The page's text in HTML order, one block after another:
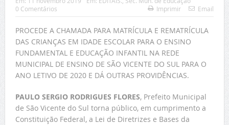
0 Comentários
Imprimir Email
PROCEDE A CHAMADA PARA MATRÍCULA E REMATRÍCULA
DAS CRIANÇAS EM IDADE ESCOLAR PARA O ENSINO
FUNDAMENTAL E EDUCAÇÃO INFANTIL NA REDE
MUNICIPAL DE ENSINO DE SÃO VICENTE DO SUL PARA O
ANO LETIVO DE 2020 E DÁ OUTRAS PROVIDÊNCIAS.
PAULO SERGIO RODRIGUES FLORES, Prefeito Municipal
de São Vicente do Sul torna público, em cumprimento a
Constituição Federal, a Lei de Diretrizes e Bases da